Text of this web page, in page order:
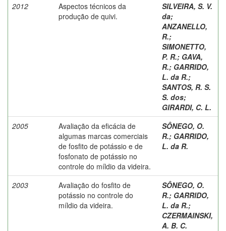
2012
Aspectos técnicos da
produção de quivi.
SILVEIRA, S. V.
da;
ANZANELLO,
R.;
SIMONETTO,
P. R.; GAVA,
R.; GARRIDO,
L. da R.;
SANTOS, R. S.
S. dos;
GIRARDI, C. L.
2005
Avaliação da eficácia de
algumas marcas comerciais
de fosfito de potássio e de
fosfonato de potássio no
controle do míldio da videira.
SÔNEGO, O.
R.; GARRIDO,
L. da R.
2003
Avaliação do fosfito de
potássio no controle do
míldio da videira.
SÔNEGO, O.
R.; GARRIDO,
L. da R.;
CZERMAINSKI,
A. B. C.